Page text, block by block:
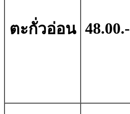
ตะกั่วอ่อน 48.00.-